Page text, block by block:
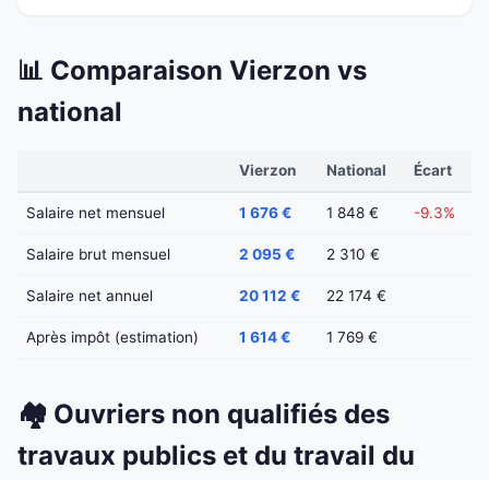
📊 Comparaison Vierzon vs
national
Vierzon National Écart
Salaire net mensuel 1 676 € 1 848 € -9.3%
Salaire brut mensuel 2 095 € 2 310 €
Salaire net annuel 20 112 € 22 174 €
Après impôt (estimation) 1 614 € 1 769 €
🏘️ Ouvriers non qualifiés des
travaux publics et du travail du